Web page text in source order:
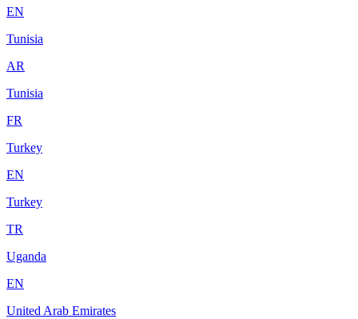
EN
Tunisia
AR
Tunisia
FR
Turkey
EN
Turkey
TR
Uganda
EN
United Arab Emirates